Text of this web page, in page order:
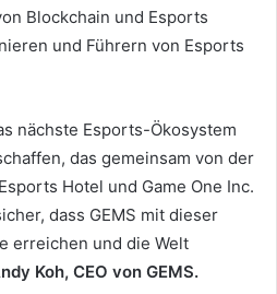
Blockchain und Esports
und Führern von Esports
nächste Esports-Ökosystem
das gemeinsam von der
Hotel und Game One Inc.
dass GEMS mit dieser
erreichen und die Welt
Koh, CEO von GEMS.